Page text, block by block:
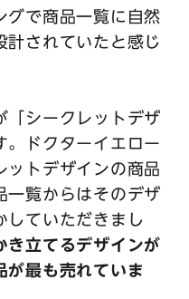
グで商品一覧に自然
計されていたと感じ
「シークレットデザ
。ドクターイエロー
ットデザインの商品
一覧からはそのデザ
していただきまし
き立てるデザインが
が最も売れていま